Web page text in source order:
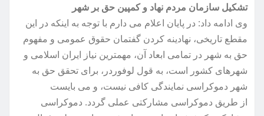
تشکیل سازمان مردم نهاد و کمپین حق بر شهر
وی ادامه داد: در پایان اعلام می دارم با توجه به اینکه در این
مقطع تاریخی، نهادینه کردن گفتمان حقوق عمومی و مفهوم
حق به شهر در تمامی ابعاد آن، مهمترین نیاز ایران اسلامی و
شهرهای کشور است، به قول لوفوردر، برای تحقق حق به
شهر دموکراسی نمایندگی کافی نیست، و می بایست
از طریق دموکراسی مشارکتی عملی گردد. دموکراسی